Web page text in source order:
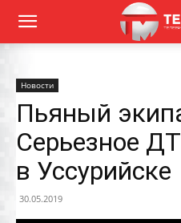
Новости
Пьяный
Серьезное
в Уссурийске
30.05.2019